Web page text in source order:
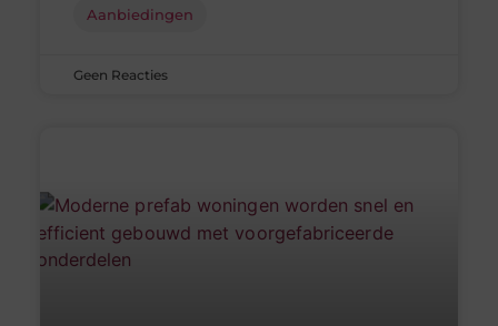
Aanbiedingen
Geen Reacties